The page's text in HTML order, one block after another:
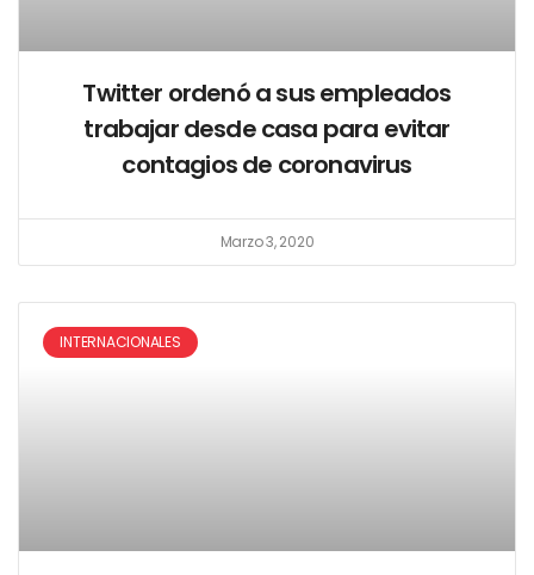
Twitter ordenó a sus empleados
trabajar desde casa para evitar
contagios de coronavirus
Marzo 3, 2020
INTERNACIONALES